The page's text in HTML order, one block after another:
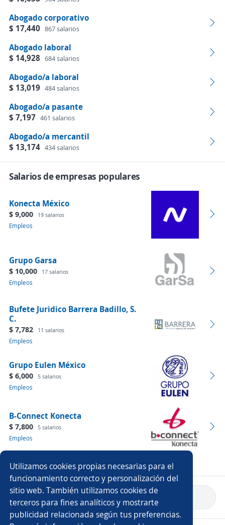
Utilizamos cookies propias necesarias para el
funcionamiento correcto y personalización del
sitio web. También utilizamos cookies de
terceros para fines analíticos y mostrarte
publicidad relacionada según tus preferencias.
Abogado corporativo
$ 17,440 867 salarios
Abogado laboral
$ 14,928 684 salarios
Abogado/a laboral
$ 13,019 484 salarios
Abogado/a pasante
$ 7,197 461 salarios
Abogado/a mercantil
$ 13,174 434 salarios
Salarios de empresas populares
Konecta México
$ 9,000 19 salarios
Empleos
Grupo Garsa
$ 10,000 17 salarios
Empleos
Bufete Juridico Barrera Badillo, S.
C.
$ 7,782 11 salarios
Empleos
Grupo Eulen México
$ 6,000 5 salarios
Empleos
B-Connect Konecta
$ 7,800 5 salarios
Empleos
Ver más empresas
Volver a inicio